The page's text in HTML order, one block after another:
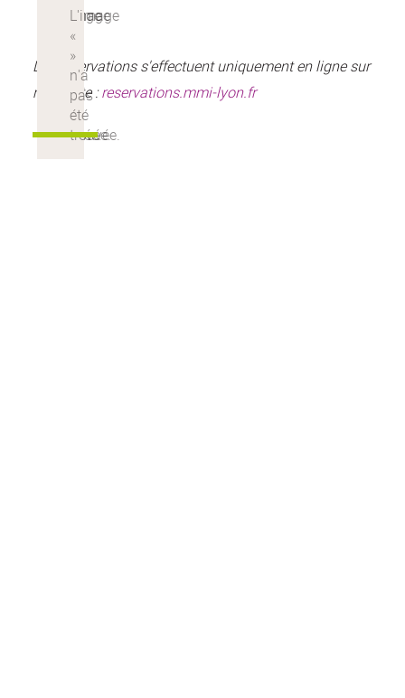
Les réservations s'effectuent uniquement en ligne sur
notre site :reservations.mmi-lyon.fr